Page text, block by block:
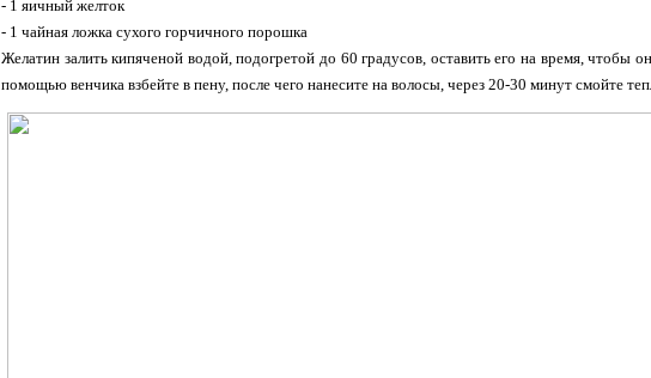
- 1 яичный желток
- 1 чайная ложка сухого горчичного порошка
Желатин залить кипяченой водой, подогретой до 60 градусов, оставить его на время, чтобы
помощью венчика взбейте в пену, после чего нанесите на волосы, через 20-30 минут смойте